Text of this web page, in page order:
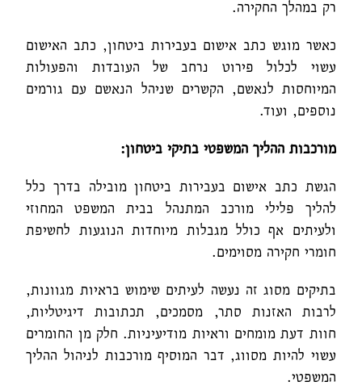
רק במהלך החקירה.
כאשר מוגש כתב אישום בעבירות ביטחון, כתב האישום
עשוי לכלול פירוט נרחב של העובדות והפעולות
המיוחסות לנאשם, הקשרים שניהל הנאשם עם גורמים
נוספים, ועוד.
מורכבות ההליך המשפטי בתיקי ביטחון:
הגשת כתב אישום בעבירות ביטחון מובילה בדרך כלל
להליך פלילי מורכב המתנהל בבית המשפט המחוזי
ולעיתים אף כולל מגבלות מיוחדות הנוגעות לחשיפת
חומרי חקירה מסוימים.
בתיקים מסוג זה נעשה לעיתים שימוש בראיות מגוונות,
לרבות האזנות סתר, מסמכים, תכתובות דיגיטליות,
חוות דעת מומחים וראיות מודיעיניות. חלק מן החומרים
עשוי להיות מסווג, דבר המוסיף מורכבות לניהול ההליך
המשפטי.